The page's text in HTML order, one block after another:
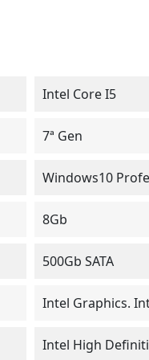
Intel Core I5
7ª Gen
Windows10
8Gb
500Gb SATA
Intel Graphics.
Intel High